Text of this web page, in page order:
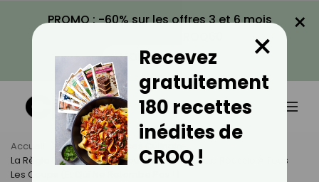
PROMO : -60% sur les offres 3 et 6 mois
VOIR LA PROMO
×
Accueil Actus
Astuces Culinaires
La Règle D’or Des Chefs Pour Une Vinaigrette Réussie À Tous
Les Coups (et Qui Ne Retombe Pas !)
Recevez
gratuitement
180 recettes
inédites de
CROQ !
×